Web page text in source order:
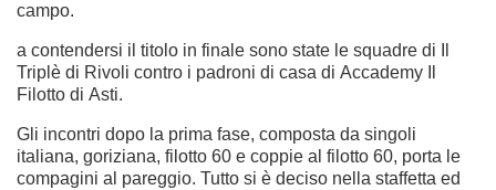
campo.
a contendersi il titolo in finale sono state le squadre di Il
Triplè di Rivoli contro i padroni di casa di Accademy Il
Filotto di Asti.
Gli incontri dopo la prima fase, composta da singoli
italiana, goriziana, filotto 60 e coppie al filotto 60, porta le
compagini al pareggio. Tutto si è deciso nella staffetta ed